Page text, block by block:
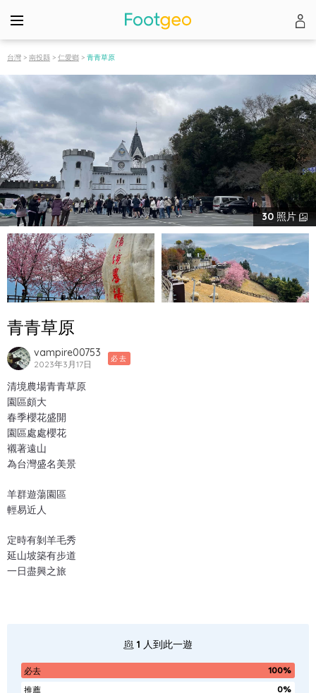
台灣 > 南投縣 > 仁愛鄉 > 青青草原
30 照片
青青草原
vampire00753
2023年3月17日
必去
清境農場青青草原
園區頗大
春季櫻花盛開
園區處處櫻花
襯著遠山
為台灣盛名美景
羊群遊蕩園區
輕易近人
定時有剝羊毛秀
延山坡築有步道
一日盡興之旅
1 人到此一遊
必去
100%
推薦
0%